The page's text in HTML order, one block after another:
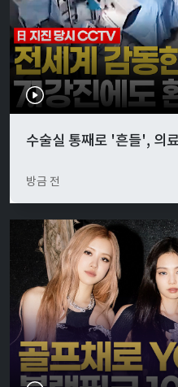
수술실 통째로 '흔들', 의
방금 전